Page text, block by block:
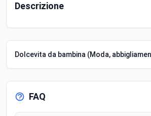
Descrizione
Dolcevita da bambina (Moda,
FAQ